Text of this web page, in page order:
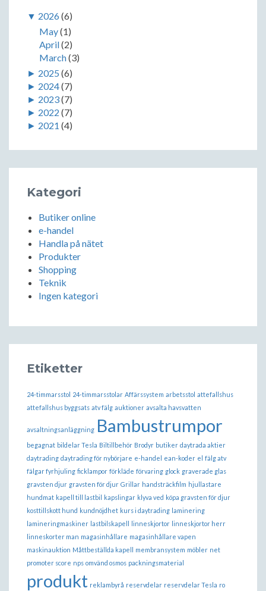
▼ 2026(6)
May(1)
April(2)
March(3)
► 2025 (6)
► 2024(7)
► 2023(7)
► 2022 (7)
► 2021 (4)
Kategori
Butiker online
e-handel
Handla på nätet
Produkter
Shopping
Teknik
Ingen kategori
Etiketter
24-timmarsstol 24-timmarsstolar Affärssystem arbetsstol attefallshus
attefallshus byggsats atv fälg auktioner avsalta havsvatten
avsaltningsanläggning Bambustrumpor
begagnat bildelar Tesla Biltillbehör Brodyr butiker daytrada aktier
daytrading daytrading för nybörjare e-handel ean-koder el fälg atv
fälgar fyrhjuling ficklampor förkläde förvaring glock graverade glas
gravsten djur gravsten för djur Grillar handsträckfilm hjullastare
hundmat kapell till lastbil kapslingar klyva ved köpa gravsten för djur
kosttillskott hund kundnöjdhet kurs i daytrading laminering
lamineringmaskiner lastbilskapell linneskjortor linneskjortor herr
linneskorter man magasinhållare magasinhållare vapen
maskinauktion Måttbeställda kapell membransystem möbler net
promoter score nps omvänd osmos packningsmaterial
produkt reklambyrå reservdelar reservdelar Tesla ro